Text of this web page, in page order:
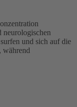
und sich auf die
während